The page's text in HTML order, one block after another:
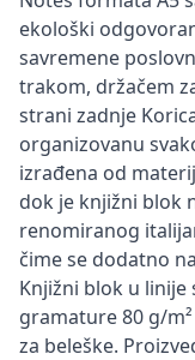
ekološki
savremene
trakom, držačem
strani zadnje
organizovanu
izrađena od
dok je knjižni blok
renomiranog
čime se dodatno
Knjižni blok u linije
gramature 80 g/
za beleške.